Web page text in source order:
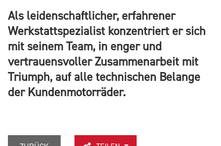
Als leidenschaftlicher, erfahrener
Werkstattspezialist konzentriert er sich
mit seinem Team, in enger und
vertrauensvoller Zusammenarbeit mit
Triumph, auf alle technischen Belange
der Kundenmotorräder.